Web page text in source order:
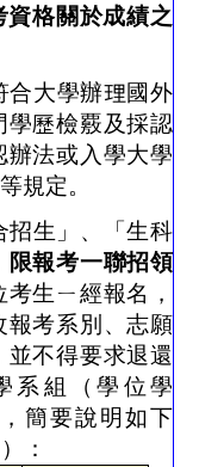
資格關於成績之
大學辦理國外
學歷檢覈及採認
辦法或入學大學
規定。
招生」、「生科
限報考一聯招領
考生ㄧ經報名，
報考系別、志願
並不得要求退還
系組（學位學
簡要說明如下
：